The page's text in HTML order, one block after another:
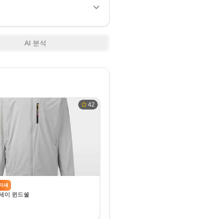
AI 분석
42
새
이 윈드쉘